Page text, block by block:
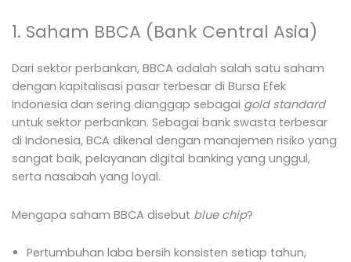
1. Saham BBCA (Bank Central Asia)
Dari sektor perbankan, BBCA adalah salah satu saham
dengan kapitalisasi pasar terbesar di Bursa Efek
Indonesia dan sering dianggap sebagai gold standard
untuk sektor perbankan. Sebagai bank swasta terbesar
di Indonesia, BCA dikenal dengan manajemen risiko yang
sangat baik, pelayanan digital banking yang unggul,
serta nasabah yang loyal.
Mengapa saham BBCA disebut blue chip?
Pertumbuhan laba bersih konsisten setiap tahun,